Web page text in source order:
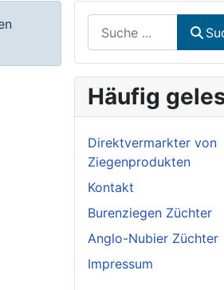
Häufig
Direktvermarkter von
Ziegenprodukten
Kontakt
Burenziegen Züchter
Anglo-Nubier Züchter
Impressum